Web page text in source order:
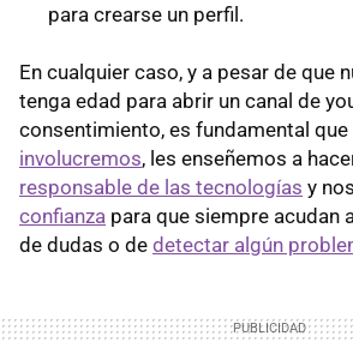
para crearse un perfil.
En cualquier caso, y a pesar de que
tenga edad para abrir un canal de
consentimiento, es fundamental que
involucremos, les enseñemos a
responsable de las tecnologías y nos
confianza para que siempre acudan
de dudas o de detectar algún